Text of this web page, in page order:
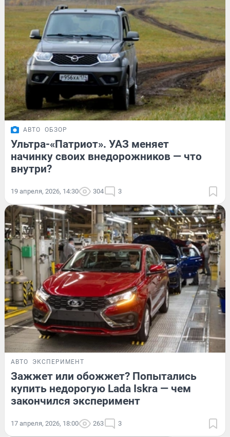
АВТО ОБЗОР
Ультра-«Патриот». УАЗ меняет
начинку своих внедорожников — что
внутри?
19 апреля, 2026, 14:30 304 3
АВТО ЭКСПЕРИМЕНТ
Зажжет или обожжет? Попытались
купить недорогую Lada Iskra — чем
закончился эксперимент
17 апреля, 2026, 18:00 263 3